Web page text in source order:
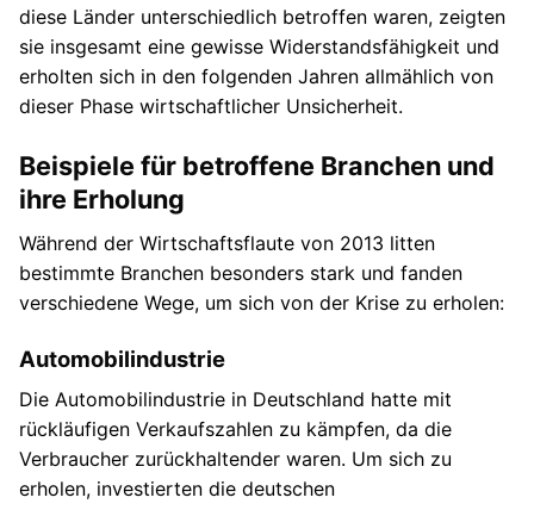
diese Länder unterschiedlich betroffen waren, zeigten
sie insgesamt eine gewisse Widerstandsfähigkeit und
erholten sich in den folgenden Jahren allmählich von
dieser Phase wirtschaftlicher Unsicherheit.
Beispiele für betroffene Branchen und
ihre Erholung
Während der Wirtschaftsflaute von 2013 litten
bestimmte Branchen besonders stark und fanden
verschiedene Wege, um sich von der Krise zu erholen:
Automobilindustrie
Die Automobilindustrie in Deutschland hatte mit
rückläufigen Verkaufszahlen zu kämpfen, da die
Verbraucher zurückhaltender waren. Um sich zu
erholen, investierten die deutschen